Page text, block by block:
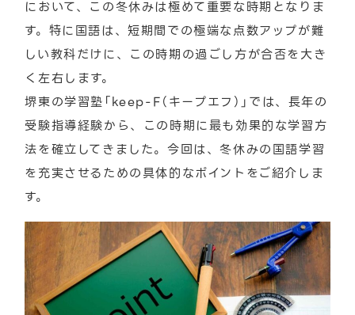
において、この冬休みは極めて重要な時期となりま
す。特に国語は、短期間での極端な点数アップが難
しい教科だけに、この時期の過ごし方が合否を大き
く左右します。
堺東の学習塾「keep-F（キープエフ）」では、長年の
受験指導経験から、この時期に最も効果的な学習方
法を確立してきました。今回は、冬休みの国語学習
を充実させるための具体的なポイントをご紹介しま
す。